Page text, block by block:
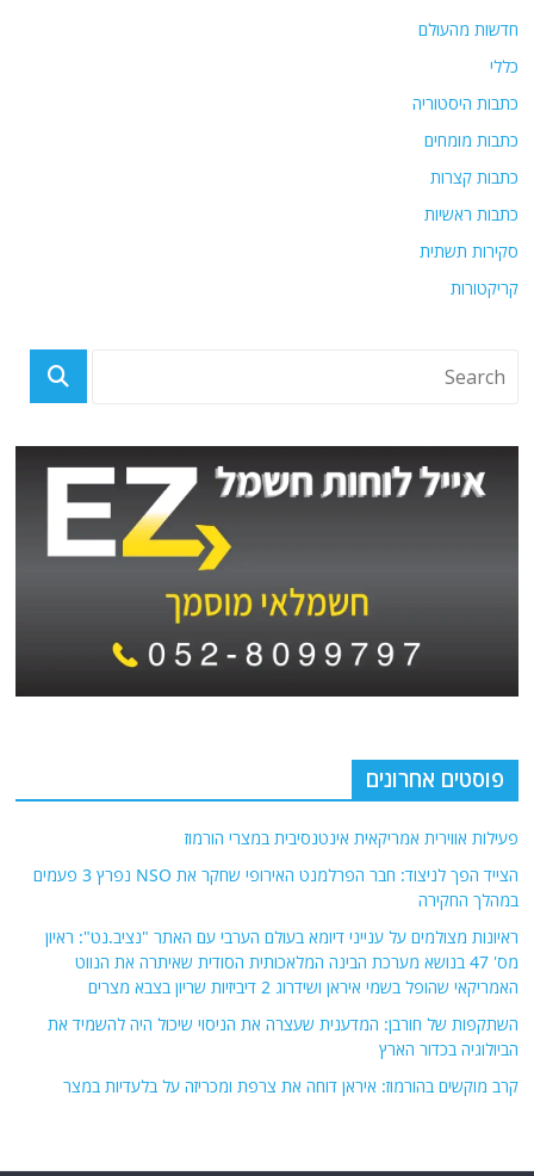
חדשות מהעולם
כללי
כתבות היסטוריה
כתבות מומחים
כתבות קצרות
כתבות ראשיות
סקירות תשתית
קריקטורות
פוסטים אחרונים
פעילות אווירית אמריקאית אינטנסיבית במצרי הורמוז
הצייד הפך לניצוד: חבר הפרלמנט האירופי שחקר את NSO נפרץ 3 פעמים
במהלך החקירה
ראיונות מצולמים על ענייני דיומא בעולם הערבי עם האתר "נציב.נט": ראיון
מס' 47 בנושא מערכת הבינה המלאכותית הסודית שאיתרה את הנווט
האמריקאי שהופל בשמי איראן ושידרוג 2 דיביזיות שריון בצבא מצרים
השתקפות של חורבן: המדענית שעצרה את הניסוי שיכול היה להשמיד את
הביולוגיה בכדור הארץ
קרב מוקשים בהורמוז: איראן דוחה את צרפת ומכריזה על בלעדיות במצר